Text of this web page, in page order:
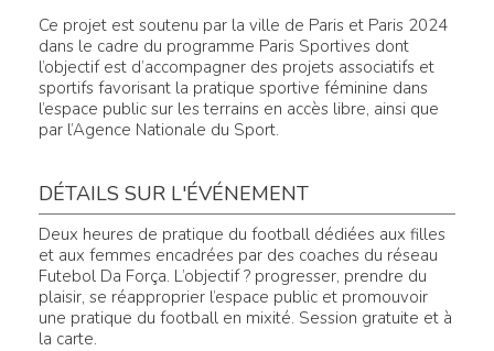
Ce projet est soutenu par la ville de Paris et Paris 2024
dans le cadre du programme Paris Sportives dont
l’objectif est d’accompagner des projets associatifs et
sportifs favorisant la pratique sportive féminine dans
l’espace public sur les terrains en accès libre, ainsi que
par l’Agence Nationale du Sport.
DÉTAILS SUR L'ÉVÉNEMENT
Deux heures de pratique du football dédiées aux filles
et aux femmes encadrées par des coaches du réseau
Futebol Da Força. L’objectif ? progresser, prendre du
plaisir, se réapproprier l’espace public et promouvoir
une pratique du football en mixité. Session gratuite et à
la carte.